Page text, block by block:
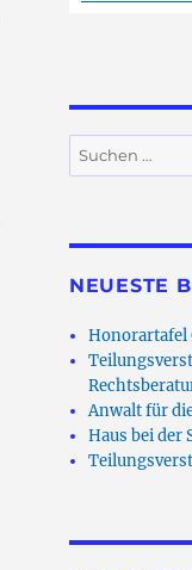
Suchen
nach:
NEUESTE
Honorartafel
Anwalt für
Haus bei der